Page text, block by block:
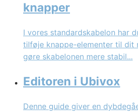
knapper
I vores standardskabelon har
tilføje knappe-elementer til dit
gøre skabelonen mere stabil...
Editoren i Ubivox
Denne guide giver en